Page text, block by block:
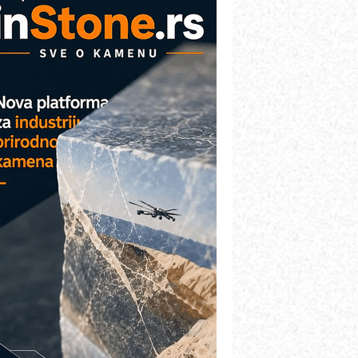
- Lim i mašine za savremena